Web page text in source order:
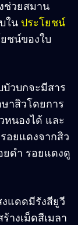
ช่วยสมาน
ใน ประโยชน์
ชน์ของใบ
บัวบกจะมีสาร
าสิวโดยการ
หนองได้ และ
อยแดงจากสิว
ยดำ รอยแดงดู
แดดมีรังสียูวี
างเม็ดสีเมลา